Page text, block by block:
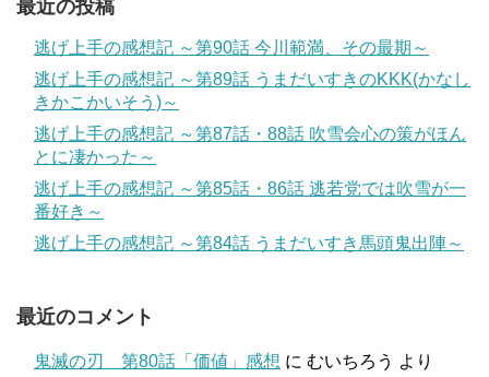
最近の投稿
逃げ上手の感想記 ～第90話 今川範満、その最期～
逃げ上手の感想記 ～第89話 うまだいすきのKKK(かなし
きかこかいそう)～
逃げ上手の感想記 ～第87話・88話 吹雪会心の策がほん
とに凄かった～
逃げ上手の感想記 ～第85話・86話 逃若党では吹雪が一
番好き～
逃げ上手の感想記 ～第84話 うまだいすき馬頭鬼出陣～
最近のコメント
鬼滅の刃 第80話「価値」感想 に むいちろう より